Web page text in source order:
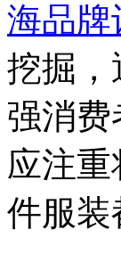
海品牌
挖掘，
强消
应注
件服装